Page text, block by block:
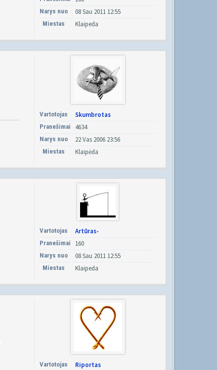
Narys nuo 08 Sau 2011 12:55
Miestas Klaipeda
Vartotojas Skumbrotas
Pranešimai 4634
Narys nuo 22 Vas 2006 23:56
Miestas Klaipėda
Vartotojas Artūras-
Pranešimai 160
Narys nuo 08 Sau 2011 12:55
Miestas Klaipeda
Vartotojas Riportas